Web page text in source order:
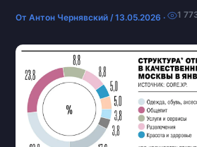
ОтАнтон Чернявский/13.05.2026 · 1